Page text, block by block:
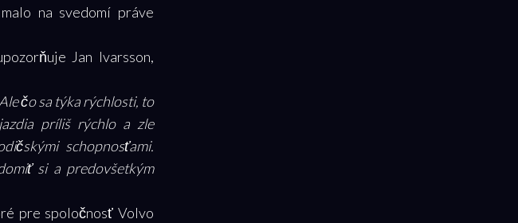
na svedomí práve
Jan Ivarsson,
čo sa týka rýchlosti, to
príliš rýchlo a zle
schopnosťami.
si a predovšetkým
pre spoločnosť Volvo